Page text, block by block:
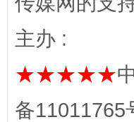
主办 :
★★★★★
备11011765